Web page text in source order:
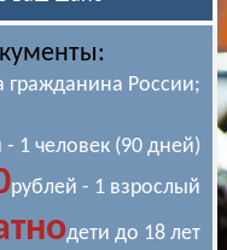
гражданина России;
- 1 человек (90 дней)
рублей - 1 взрослый
дети до 18 лет